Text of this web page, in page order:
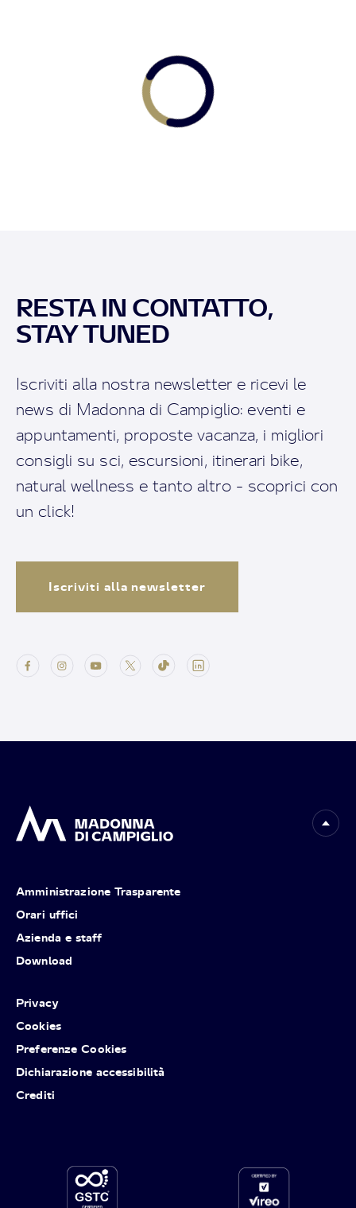
RESTA IN CONTATTO,
STAY TUNED
Iscriviti alla nostra newsletter e ricevi le
news di Madonna di Campiglio: eventi e
appuntamenti, proposte vacanza, i migliori
consigli su sci, escursioni, itinerari bike,
natural wellness e tanto altro - scoprici con
un click!
Iscriviti alla newsletter
Amministrazione Trasparente
Orari uffici
Azienda e staff
Download
Privacy
Cookies
Preferenze Cookies
Dichiarazione accessibilità
Crediti